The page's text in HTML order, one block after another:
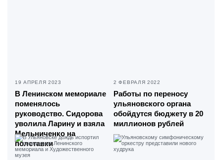
19 АПРЕЛЯ 2023
В Ленинском мемориале
поменялось
руководство. Сидорова
уволила Ларину и взяла
Мельниченко на
полставки
2 ФЕВРАЛЯ 2022
Работы по переносу
ульяновского органа
обойдутся бюджету в 20
миллионов рублей